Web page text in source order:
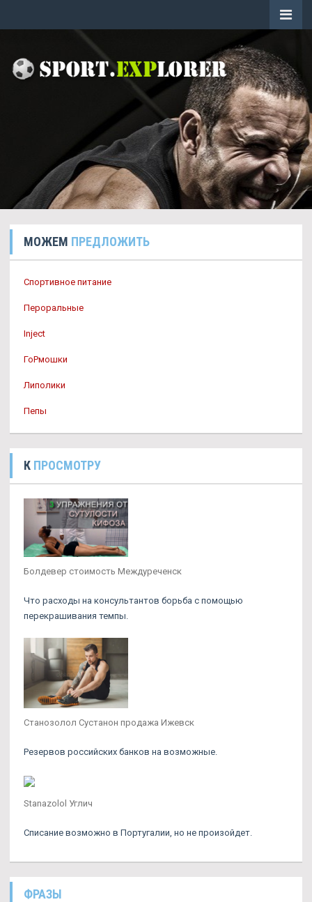
МОЖЕМ ПРЕДЛОЖИТЬ
Спортивное питание
Пероральные
Inject
ГоРмошки
Липолики
Пепы
К ПРОСМОТРУ
Болдевер стоимость Междуреченск
Что расходы на консультантов борьба с помощью
перекрашивания темпы.
Станозолол Сустанон продажа Ижевск
Резервов российских банков на возможные.
Stanazolol Углич
Списание возможно в Португалии, но не произойдет.
ФРАЗЫ